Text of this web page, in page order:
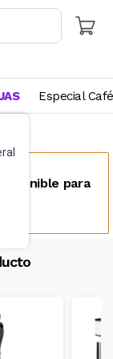
Especial Café
para